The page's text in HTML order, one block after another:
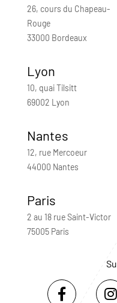
26, cours du Chapeau-
Rouge
33000 Bordeaux
Lyon
10, quai Tilsitt
69002 Lyon
Nantes
12, rue Mercoeur
44000 Nantes
Paris
2 au 18 rue Saint-Victor
75005 Paris